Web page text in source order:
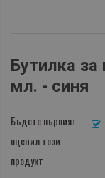
Бутилка
мл. - синя
Бъдете първият
оценил този
продукт